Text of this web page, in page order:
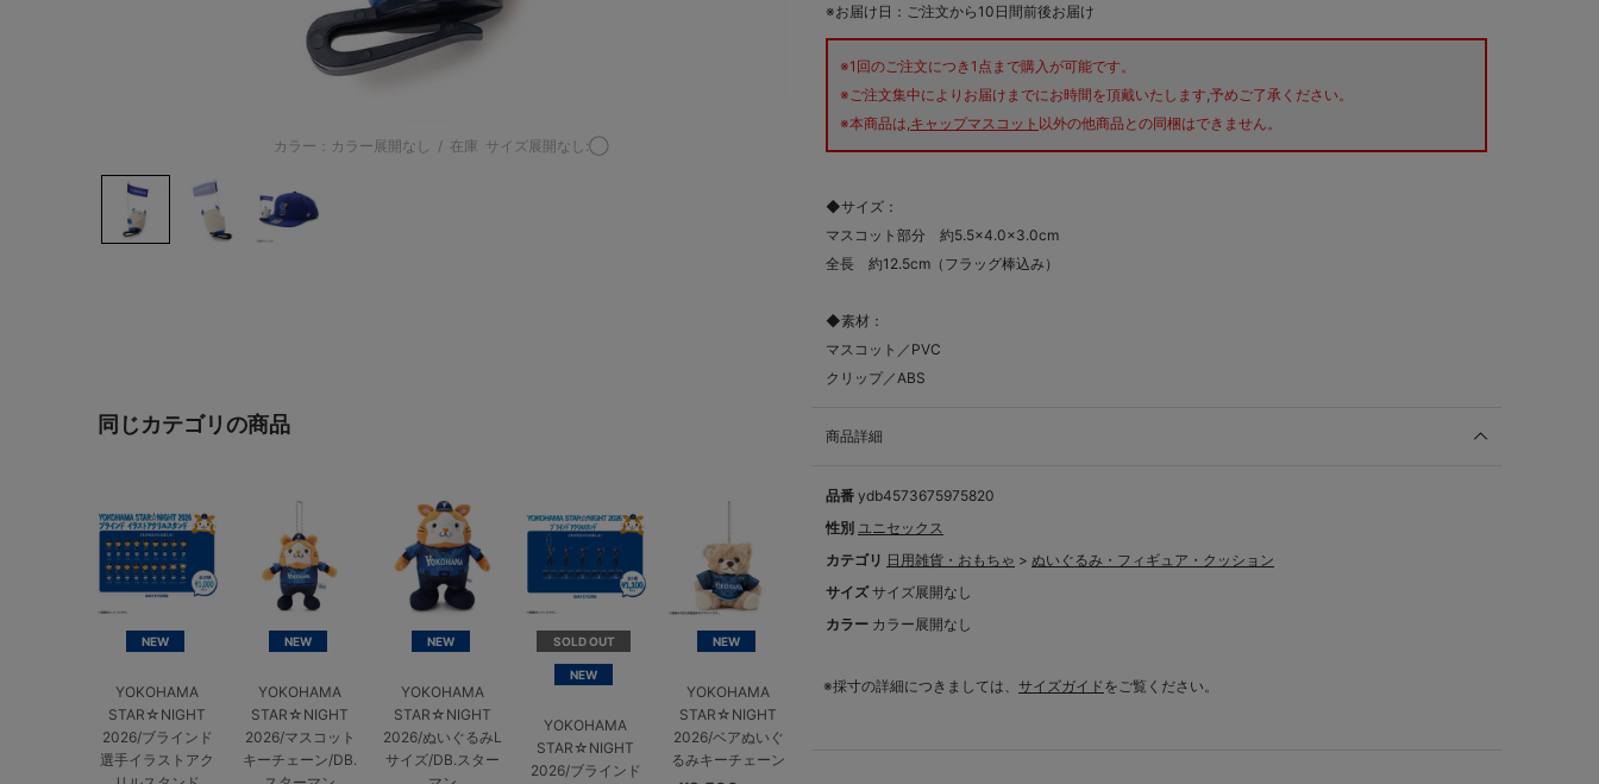
カラー：カラー展開なし / 在庫 サイズ展開なし:◯
同じカテゴリの商品
NEW
YOKOHAMA
STAR☆NIGHT
2026/ブラインド
選手イラストアク
NEW
YOKOHAMA
STAR☆NIGHT
2026/マスコット
キーチェーン/DB.
NEW
YOKOHAMA
STAR☆NIGHT
2026/ぬいぐるみL
サイズ/DB.スター
SOLD OUT
NEW
YOKOHAMA
STAR☆NIGHT
2026/ブラインド
NEW
YOKOHAMA
STAR☆NIGHT
2026/ベアぬいぐ
るみキーチェーン
※お届け日：ご注文から10日間前後お届け
※1回のご注文につき1点まで購入が可能です。
※ご注文集中によりお届けまでにお時間を頂戴いたします,予めご了承ください。
※本商品は, キャップマスコット 以外の他商品との同梱はできません。
◆サイズ：
マスコット部分 約5.5×4.0×3.0cm
全長 約12.5cm（フラッグ棒込み）
◆素材：
マスコット／PVC
クリップ／ABS
商品詳細
品番 ydb4573675975820
性別 ユニセックス
カテゴリ 日用雑貨・おもちゃ > ぬいぐるみ・フィギュア・クッション
サイズ サイズ展開なし
カラー カラー展開なし
※採寸の詳細につきましては、 サイズガイドをご覧ください。